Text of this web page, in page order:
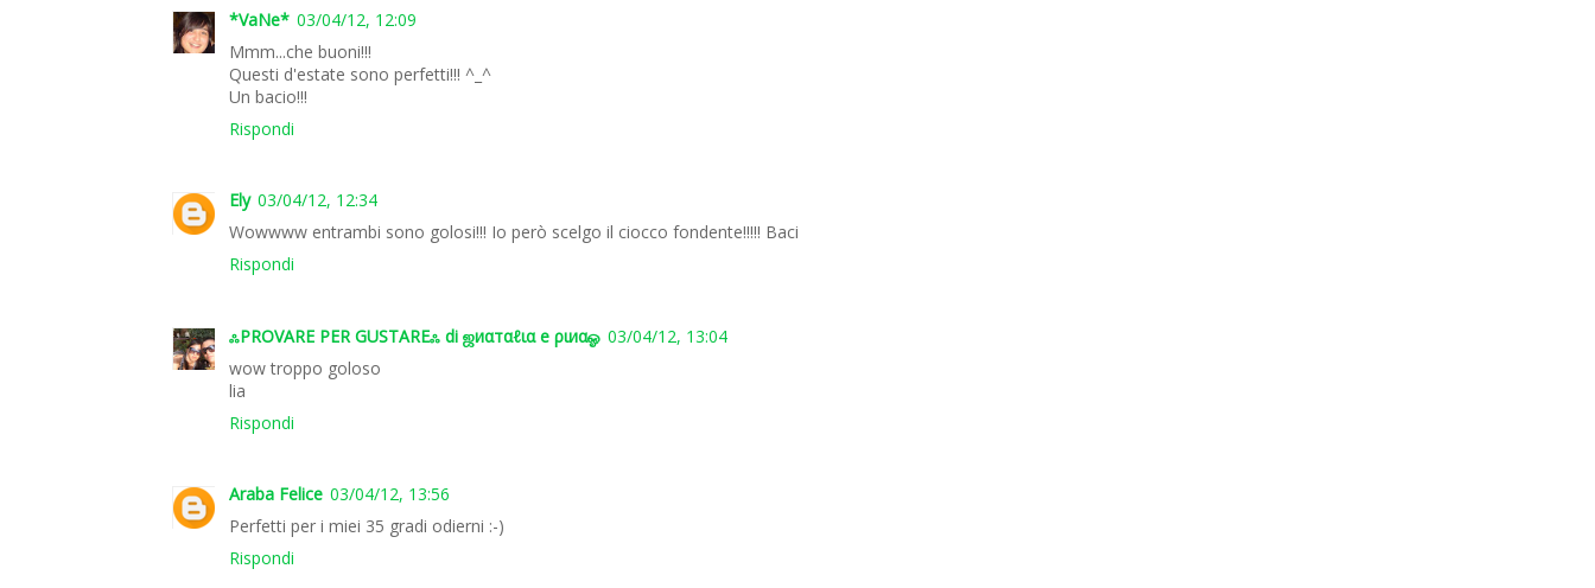
*VaNe* 03/04/12, 12:09
Mmm...che buoni!!!
Questi d'estate sono perfetti!!! ^_^
Un bacio!!!
Rispondi
Ely 03/04/12, 12:34
Wowwww entrambi sono golosi!!! Io però scelgo il ciocco fondente!!!!! Baci
Rispondi
ஃPROVARE PER GUSTAREஃ di ஜиαтαℓια e ριиαஓ 03/04/12, 13:04
wow troppo goloso
lia
Rispondi
Araba Felice 03/04/12, 13:56
Perfetti per i miei 35 gradi odierni :-)
Rispondi